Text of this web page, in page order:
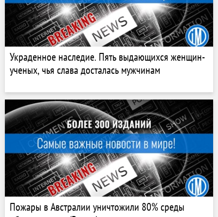
Украденное наследие. Пять выдающихся женщин-
ученых, чья слава досталась мужчинам
Пожары в Австралии уничтожили 80% среды